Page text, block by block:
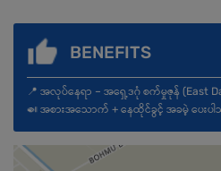
BENEFITS
📍 အလုပ်နေရာ – အရှေ့ဒဂုံ စက်မှုဇုန် (East
🍛 အစားအသောက် + နေထိုင်ခွင့် အခမဲ့ ပေးပ